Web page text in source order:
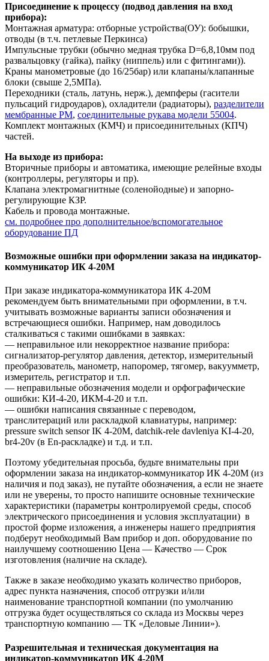
Присоединение к процессу (подвод давления на вход
прибора):
Монтажная арматура: отборные устройства(ОУ): бобышки,
отводы (в т.ч. петлевые Перкинса)
Импульсные трубки (обычно медная трубка D=6,8,10мм под
развальцовку (гайка), пайку (ниппель) или с фитингами)).
Краны манометровые (до 16/25бар) или клапаны/клапанные
блоки (свыше 2,5МПа).
Переходники (сталь, латунь, нерж.), демпферы (гасители
пульсаций гидроударов), охладители (радиаторы), разделители
мембранные РМ, соединительные рукава модели 55004.
Комплект монтажных (КМЧ) и присоединительных (КПЧ)
частей.
На выходе из прибора:
Вторичные приборы и автоматика, имеющие релейные входы
(контроллеры, регуляторы и пр).
Клапана электромагнитные (соленойодные) и запорно-
регулирующие КЗР.
Кабель и провода монтажные.
см. подробнее про дополнительное/вспомогательное
оборудование ПД
Возможные ошибки при оформлении заказа на индикатор-
коммуникатор ИК 4-20М
При заказе индикатора-коммуникатора ИК 4-20М
рекомендуем быть внимательными при оформлении, в т.ч.
учитывать возможные варианты записи обозначения и
встречающиеся ошибки. Например, нам доводилось
сталкиваться с такими ошибками в заявках:
— неправильное или некорректное название прибора:
сигнализатор-регулятор давления, детектор, измерительный
преобразователь, манометр, напоромер, тягомер, вакуумметр,
измеритель, регистратор и т.п.
— неправильные обозначения модели и орфографические
ошибки: КИ-4-20, ИКМ-4-20 и т.п.
— ошибки написания связанные с переводом,
транслитераций или раскладкой клавиатуры, например:
pressure switch sensor IK 4-20M, datchik-rele davleniya KI-4-20,
br4-20v (в En-раскладке) и т.д. и т.п.
Поэтому убедительная просьба, будьте внимательны при
оформлении заказа на индикатор-коммуникатор ИК 4-20М (из
наличия и под заказ), не путайте обозначения, а если не знаете
или не уверены, то просто напишите основные технические
характеристики (параметры контролируемой среды, способ
электрического присоединения и условия эксплуатации) в
простой форме изложения, а инженеры нашего предприятия
подберут необходимый Вам прибор и доп. оборудование по
наилучшему соотношению Цена — Качество — Срок
изготовления (наличие на складе).
Также в заказе необходимо указать количество приборов,
адрес пункта назначения, способ отгрузки и/или
наименование транспортной компании (по умолчанию
отгрузка будет осуществляться со склада из Москвы через
транспортную компанию — ТК «Деловые Линии»).
Разрешительная и техническая документация на
индикатор-коммуникатор ИК 4-20М